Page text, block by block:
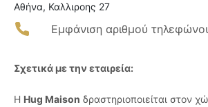
Αθήνα, Καλλιροης 27
Εμφάνιση αριθμού
Σχετικά με την εταιρεία:
Η Hug Maison δραστηριοποιείται στον